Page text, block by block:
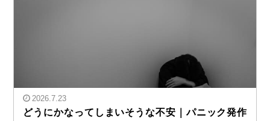
2026.7.23
どうにかなってしまいそうな不安｜パニック発作